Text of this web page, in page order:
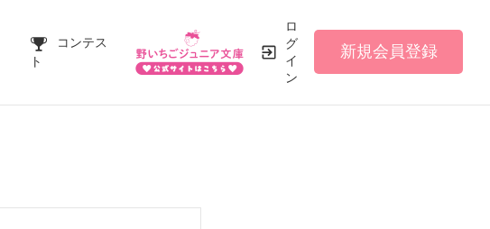
コンテス
ト
ロ
グ
イ
ン
新規会員登録